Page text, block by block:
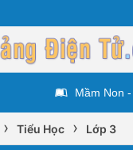
Mầm Non
› Tiểu Học › Lớp 3